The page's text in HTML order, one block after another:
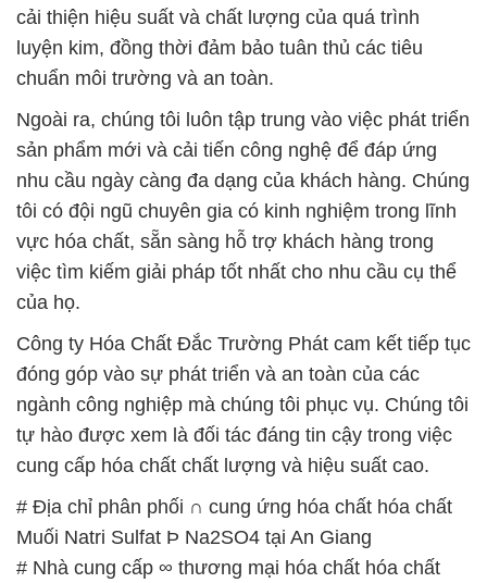
cải thiện hiệu suất và chất lượng của quá trình
luyện kim, đồng thời đảm bảo tuân thủ các tiêu
chuẩn môi trường và an toàn.
Ngoài ra, chúng tôi luôn tập trung vào việc phát triển
sản phẩm mới và cải tiến công nghệ để đáp ứng
nhu cầu ngày càng đa dạng của khách hàng. Chúng
tôi có đội ngũ chuyên gia có kinh nghiệm trong lĩnh
vực hóa chất, sẵn sàng hỗ trợ khách hàng trong
việc tìm kiếm giải pháp tốt nhất cho nhu cầu cụ thể
của họ.
Công ty Hóa Chất Đắc Trường Phát cam kết tiếp tục
đóng góp vào sự phát triển và an toàn của các
ngành công nghiệp mà chúng tôi phục vụ. Chúng tôi
tự hào được xem là đối tác đáng tin cậy trong việc
cung cấp hóa chất chất lượng và hiệu suất cao.
# Địa chỉ phân phối ∩ cung ứng hóa chất hóa chất
Muối Natri Sulfat Þ Na2SO4 tại An Giang
# Nhà cung cấp ∞ thương mại hóa chất hóa chất